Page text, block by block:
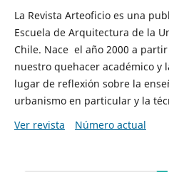
La Revista Arteoficio es una
Escuela de Arquitectura de la
Chile. Nace el año 2000 a
nuestro quehacer académico y
lugar de reflexión sobre la
urbanismo en particular y la
Ver revista
Número actual